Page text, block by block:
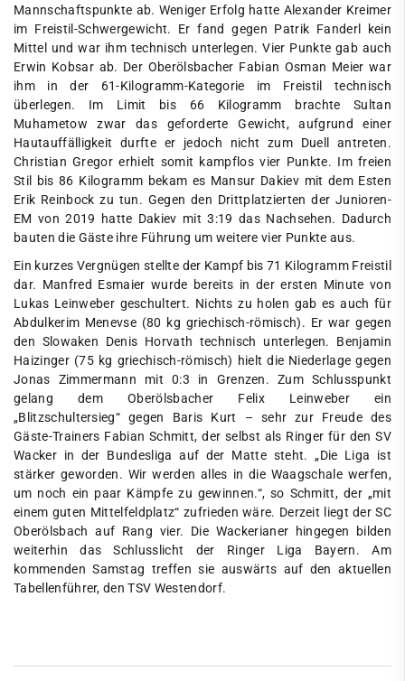
Mannschaftspunkte ab. Weniger Erfolg hatte Alexander Kreimer
im Freistil-Schwergewicht. Er fand gegen Patrik Fanderl kein
Mittel und war ihm technisch unterlegen. Vier Punkte gab auch
Erwin Kobsar ab. Der Oberölsbacher Fabian Osman Meier war
ihm in der 61-Kilogramm-Kategorie im Freistil technisch
überlegen. Im Limit bis 66 Kilogramm brachte Sultan
Muhametow zwar das geforderte Gewicht, aufgrund einer
Hautauffälligkeit durfte er jedoch nicht zum Duell antreten.
Christian Gregor erhielt somit kampflos vier Punkte. Im freien
Stil bis 86 Kilogramm bekam es Mansur Dakiev mit dem Esten
Erik Reinbock zu tun. Gegen den Drittplatzierten der Junioren-
EM von 2019 hatte Dakiev mit 3:19 das Nachsehen. Dadurch
bauten die Gäste ihre Führung um weitere vier Punkte aus.
Ein kurzes Vergnügen stellte der Kampf bis 71 Kilogramm Freistil
dar. Manfred Esmaier wurde bereits in der ersten Minute von
Lukas Leinweber geschultert. Nichts zu holen gab es auch für
Abdulkerim Menevse (80 kg griechisch-römisch). Er war gegen
den Slowaken Denis Horvath technisch unterlegen. Benjamin
Haizinger (75 kg griechisch-römisch) hielt die Niederlage gegen
Jonas Zimmermann mit 0:3 in Grenzen. Zum Schlusspunkt
gelang dem Oberölsbacher Felix Leinweber ein
„Blitzschultersieg“ gegen Baris Kurt – sehr zur Freude des
Gäste-Trainers Fabian Schmitt, der selbst als Ringer für den SV
Wacker in der Bundesliga auf der Matte steht. „Die Liga ist
stärker geworden. Wir werden alles in die Waagschale werfen,
um noch ein paar Kämpfe zu gewinnen.“, so Schmitt, der „mit
einem guten Mittelfeldplatz“ zufrieden wäre. Derzeit liegt der SC
Oberölsbach auf Rang vier. Die Wackerianer hingegen bilden
weiterhin das Schlusslicht der Ringer Liga Bayern. Am
kommenden Samstag treffen sie auswärts auf den aktuellen
Tabellenführer, den TSV Westendorf.